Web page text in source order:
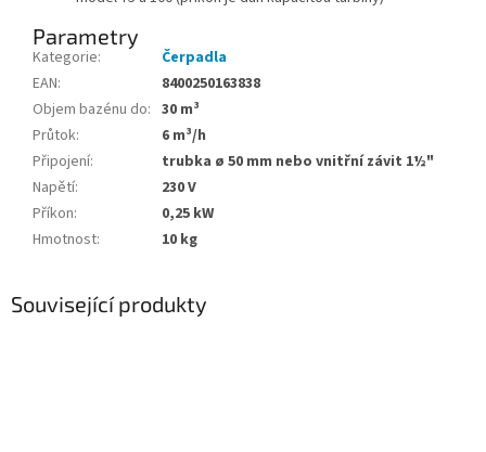
Parametry
Kategorie:
Čerpadla
EAN:
8400250163838
Objem bazénu do: 30 m³
Průtok:
6 m³/h
Připojení:
trubka ø 50 mm nebo vnitřní závit 1½"
Napětí:
230 V
Příkon:
0,25 kW
Hmotnost: 10 kg
Související produkty